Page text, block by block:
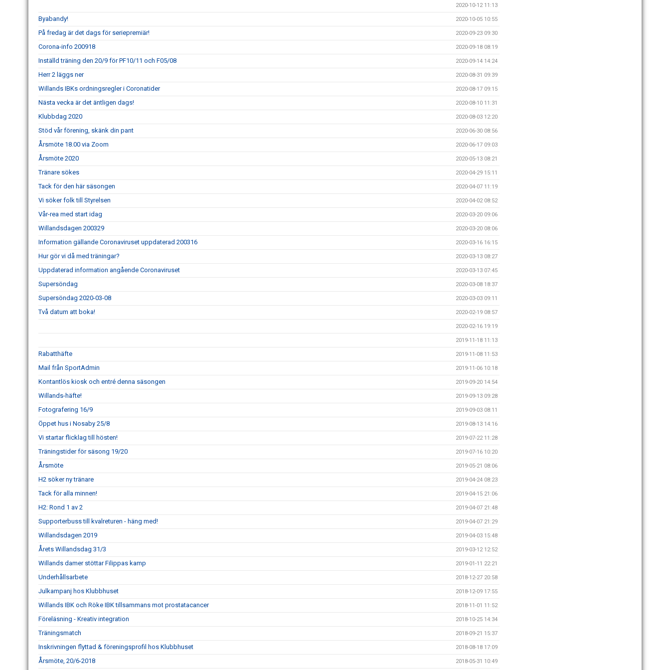
2020-10-12 11:13
Byabandy! 2020-10-05 10:55
På fredag är det dags för seriepremiär! 2020-09-23 09:30
Corona-info 200918 2020-09-18 08:19
Inställd träning den 20/9 för PF10/11 och F05/08 2020-09-14 14:24
Herr 2 läggs ner 2020-08-31 09:39
Willands IBKs ordningsregler i Coronatider 2020-08-17 09:15
Nästa vecka är det äntligen dags! 2020-08-10 11:31
Klubbdag 2020 2020-08-03 12:20
Stöd vår förening, skänk din pant 2020-06-30 08:56
Årsmöte 18.00 via Zoom 2020-06-17 09:03
Årsmöte 2020 2020-05-13 08:21
Tränare sökes 2020-04-29 15:11
Tack för den här säsongen 2020-04-07 11:19
Vi söker folk till Styrelsen 2020-04-02 08:52
Vår-rea med start idag 2020-03-20 09:06
Willandsdagen 200329 2020-03-20 08:06
Information gällande Coronaviruset uppdaterad 200316 2020-03-16 16:15
Hur gör vi då med träningar? 2020-03-13 08:27
Uppdaterad information angående Coronaviruset 2020-03-13 07:45
Supersöndag 2020-03-08 18:37
Supersöndag 2020-03-08 2020-03-03 09:11
Två datum att boka! 2020-02-19 08:57
2020-02-16 19:19
2019-11-18 11:13
Rabatthäfte 2019-11-08 11:53
Mail från SportAdmin 2019-11-06 10:18
Kontantlös kiosk och entré denna säsongen 2019-09-20 14:54
Willands-häfte! 2019-09-13 09:28
Fotografering 16/9 2019-09-03 08:11
Öppet hus i Nosaby 25/8 2019-08-13 14:16
Vi startar flicklag till hösten! 2019-07-22 11:28
Träningstider för säsong 19/20 2019-07-16 10:20
Årsmöte 2019-05-21 08:06
H2 söker ny tränare 2019-04-24 08:23
Tack för alla minnen! 2019-04-15 21:06
H2: Rond 1 av 2 2019-04-07 21:48
Supporterbuss till kvalreturen - häng med! 2019-04-07 21:29
Willandsdagen 2019 2019-04-03 15:48
Årets Willandsdag 31/3 2019-03-12 12:52
Willands damer stöttar Filippas kamp 2019-01-11 22:21
Underhållsarbete 2018-12-27 20:58
Julkampanj hos Klubbhuset 2018-12-09 17:55
Willands IBK och Röke IBK tillsammans mot prostatacancer 2018-11-01 11:52
Föreläsning - Kreativ integration 2018-10-25 14:34
Träningsmatch 2018-09-21 15:37
Inskrivningen flyttad & föreningsprofil hos Klubbhuset 2018-08-18 17:09
Årsmöte, 20/6-2018 2018-05-31 10:49